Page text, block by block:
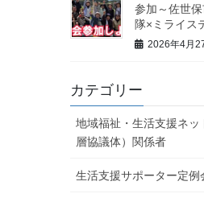
参加～佐世
隊×ミライス
2026年4月
カテゴリー
地域福祉・生活支援ネ
層協議体）関係者
生活支援サポーター定例